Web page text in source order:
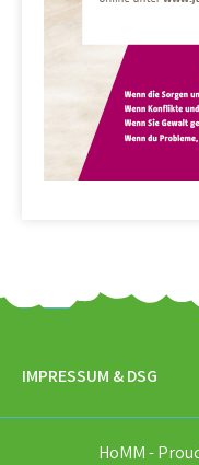
IMPRESSUM & DSG
HoMM -